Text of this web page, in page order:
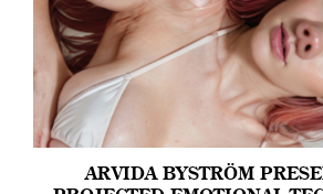
ARVIDA BYSTRÖM